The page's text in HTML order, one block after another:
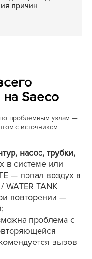
причин
Saeco
проблемным узлам —
с источником
насос, трубки,
в системе или
— попал воздух в
WATER TANK
повторении —
проблема с
вызов